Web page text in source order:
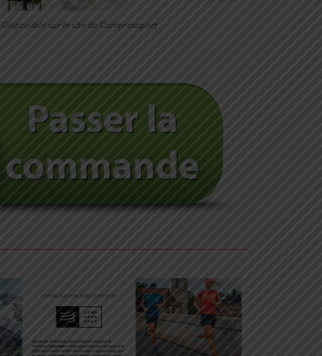
Disponible sur le site de Compressport